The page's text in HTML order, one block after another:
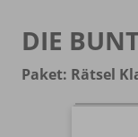
DIE
Paket: Rätsel